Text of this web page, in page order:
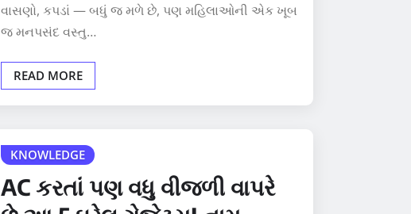
વાસણો, કપડાં — બધું જ મળે છે, પણ મહિલાઓની એક ખૂબ
જ મનપસંદ વસ્તુ…
READ MORE
KNOWLEDGE
AC કરતાં પણ વધુ વીજળી વાપરે